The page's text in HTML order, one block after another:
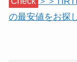
の最安値をお探